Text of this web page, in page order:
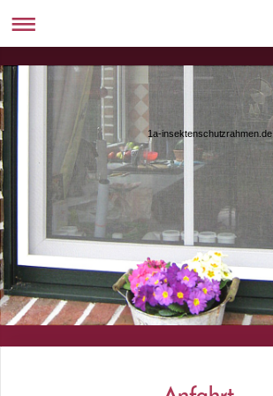
1a-insektenschutzrahmen.de